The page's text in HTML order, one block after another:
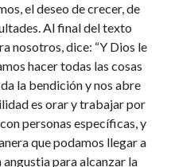
el deseo de crecer, de
Al final del texto
nosotros, dice: “Y Dios le
hacer todas las cosas
la bendición y nos abre
es orar y trabajar por
personas específicas, y
que podamos llegar a
para alcanzar la